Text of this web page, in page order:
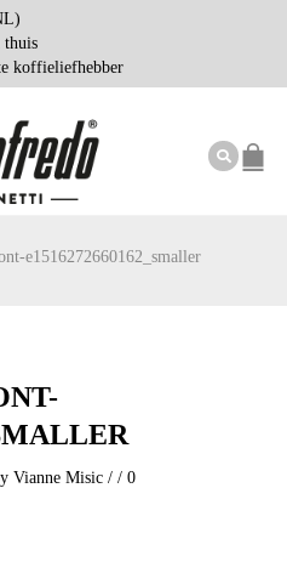
koffieliefhebber
e1516272660162_smaller
Vianne Misic / / 0